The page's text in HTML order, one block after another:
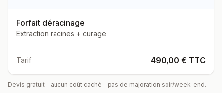
Forfait déracinage
Extraction racines + curage
Tarif 490,00 € TTC
Devis gratuit – aucun coût caché – pas de majoration soir/week-end.